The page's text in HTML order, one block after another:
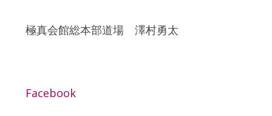
極真会館総本部道場 澤村勇太
Facebook